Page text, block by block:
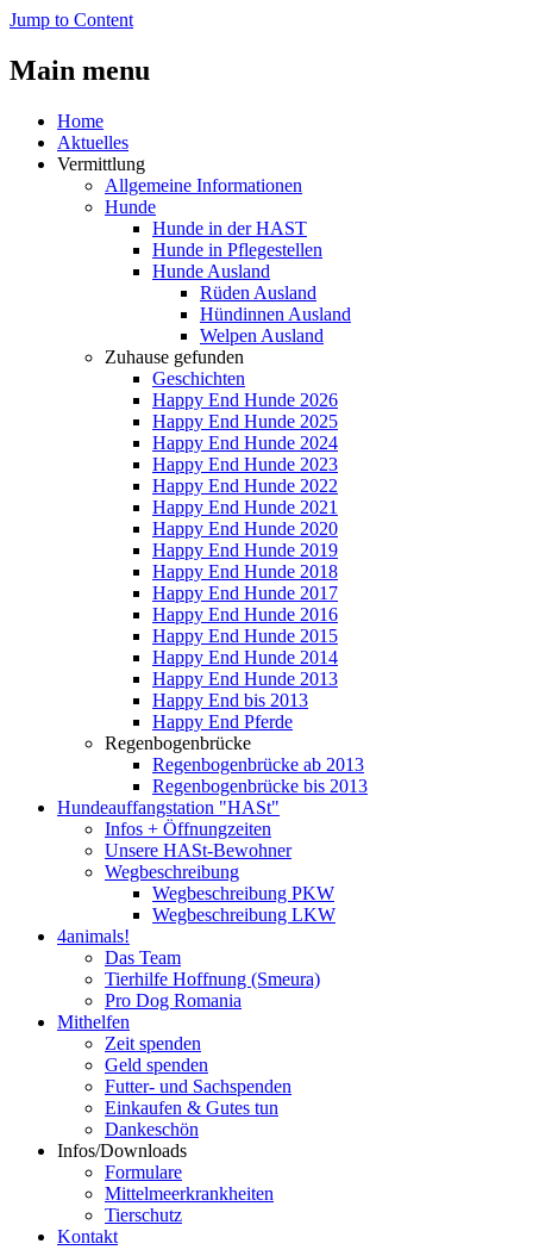
Jump to Content
Main menu
Home
Aktuelles
Vermittlung
Allgemeine Informationen
Hunde
Hunde in der HAST
Hunde in Pflegestellen
Hunde Ausland
Rüden Ausland
Hündinnen Ausland
Welpen Ausland
Zuhause gefunden
Geschichten
Happy End Hunde 2026
Happy End Hunde 2025
Happy End Hunde 2024
Happy End Hunde 2023
Happy End Hunde 2022
Happy End Hunde 2021
Happy End Hunde 2020
Happy End Hunde 2019
Happy End Hunde 2018
Happy End Hunde 2017
Happy End Hunde 2016
Happy End Hunde 2015
Happy End Hunde 2014
Happy End Hunde 2013
Happy End bis 2013
Happy End Pferde
Regenbogenbrücke
Regenbogenbrücke ab 2013
Regenbogenbrücke bis 2013
Hundeauffangstation "HASt"
Infos + Öffnungzeiten
Unsere HASt-Bewohner
Wegbeschreibung
Wegbeschreibung PKW
Wegbeschreibung LKW
4animals!
Das Team
Tierhilfe Hoffnung (Smeura)
Pro Dog Romania
Mithelfen
Zeit spenden
Geld spenden
Futter- und Sachspenden
Einkaufen & Gutes tun
Dankeschön
Infos/Downloads
Formulare
Mittelmeerkrankheiten
Tierschutz
Kontakt